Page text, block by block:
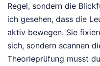
Regel, sondern die
ich gesehen, dass die
aktiv bewegen. Sie
sich, sondern scannen
Theorieprüfung musst